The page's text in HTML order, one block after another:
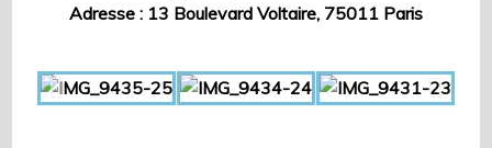
Adresse : 13 Boulevard Voltaire, 75011 Paris